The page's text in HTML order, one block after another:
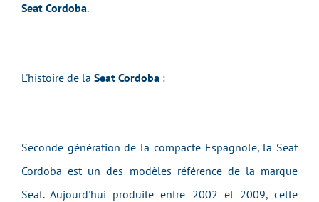
Seat Cordoba.
L'histoire de la Seat Cordoba :
Seconde génération de la compacte Espagnole, la Seat
Cordoba est un des modèles référence de la marque
Seat. Aujourd'hui produite entre 2002 et 2009, cette